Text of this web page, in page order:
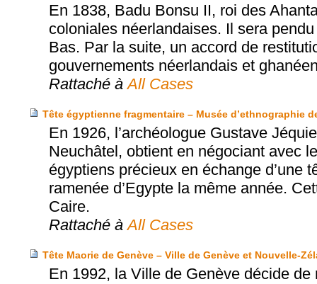
En 1838, Badu Bonsu II, roi des
coloniales néerlandaises. Il sera
Bas. Par la suite, un accord de
gouvernements néerlandais et
Rattaché à All Cases
Tête égyptienne fragmentaire – Musée d’ethnographie
En 1926, l’archéologue Gustave
Neuchâtel, obtient en négociant avec
égyptiens précieux en échange d’une
ramenée d’Egypte la même année.
Caire.
Rattaché à All Cases
Tête Maorie de Genève – Ville de Genève et Nouvelle-
En 1992, la Ville de Genève décide